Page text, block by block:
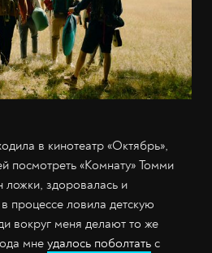
в кинотеатр «Октябрь»,
посмотреть «Комнату» Томми
ложки, здоровалась и
процессе ловила детскую
вокруг меня делают то же
мне удалось поболтать с